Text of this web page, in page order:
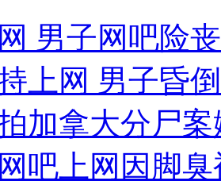
人 警民合力深夜将其击毙
老人 痛下狠手拳打脚踢
男子网吧险
上网 男子昏
加拿大分尸
吧上网因脚